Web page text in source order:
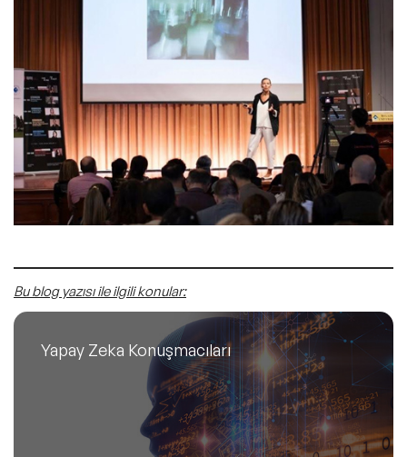
Bu blog yazısı ile ilgili konular:
Yapay Zeka Konuşmacıları